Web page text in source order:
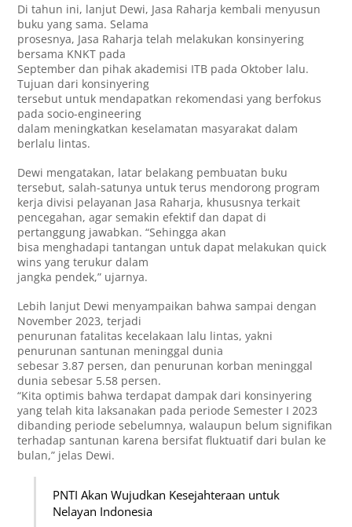
Di tahun ini, lanjut Dewi, Jasa Raharja kembali menyusun
buku yang sama. Selama
prosesnya, Jasa Raharja telah melakukan konsinyering
bersama KNKT pada
September dan pihak akademisi ITB pada Oktober lalu.
Tujuan dari konsinyering
tersebut untuk mendapatkan rekomendasi yang berfokus
pada socio-engineering
dalam meningkatkan keselamatan masyarakat dalam
berlalu lintas.
Dewi mengatakan, latar belakang pembuatan buku
tersebut, salah-satunya untuk terus mendorong program
kerja divisi pelayanan Jasa Raharja, khususnya terkait
pencegahan, agar semakin efektif dan dapat di
pertanggung jawabkan. “Sehingga akan
bisa menghadapi tantangan untuk dapat melakukan quick
wins yang terukur dalam
jangka pendek,” ujarnya.
Lebih lanjut Dewi menyampaikan bahwa sampai dengan
November 2023, terjadi
penurunan fatalitas kecelakaan lalu lintas, yakni
penurunan santunan meninggal dunia
sebesar 3.87 persen, dan penurunan korban meninggal
dunia sebesar 5.58 persen.
“Kita optimis bahwa terdapat dampak dari konsinyering
yang telah kita laksanakan pada periode Semester I 2023
dibanding periode sebelumnya, walaupun belum signifikan
terhadap santunan karena bersifat fluktuatif dari bulan ke
bulan,” jelas Dewi.
PNTI Akan Wujudkan Kesejahteraan untuk
Nelayan Indonesia